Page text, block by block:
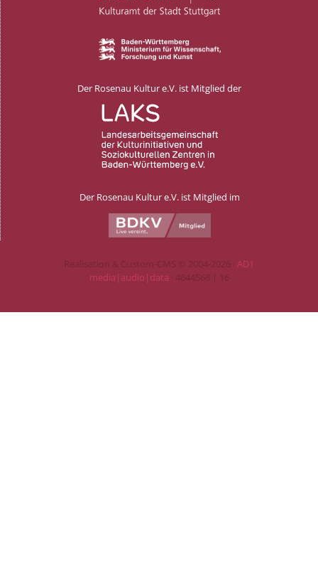
Der Rosenau Kultur e.V. ist Mitglied der
Der Rosenau Kultur e.V. ist Mitglied im
Realisation & Custom-CMS © 2004-2026 · AD1
media|audio|data · 4644568 | 16